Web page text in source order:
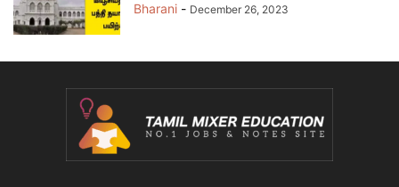
Bharani - December 26, 2023